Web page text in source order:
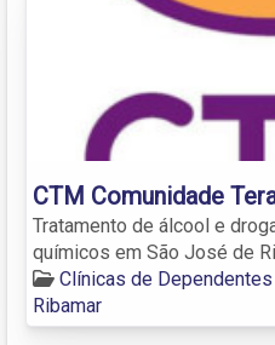
CTM Comunidade
Tratamento de álcool e
químicos em São José de
Clínicas de
Ribamar